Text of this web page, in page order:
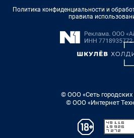
Политика конфиденциальности и
правила
© ООО «Сеть городских
© ООО «Интернет